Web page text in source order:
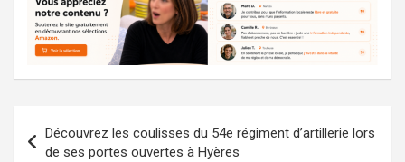
de
Découvrez les coulisses du 54e régiment d’artillerie lors
de ses portes ouvertes à Hyères